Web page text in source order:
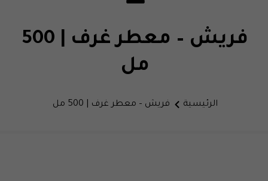
فريش – معطر غرف | 500
مل
الرئيسية فريش – معطر غرف | 500 مل